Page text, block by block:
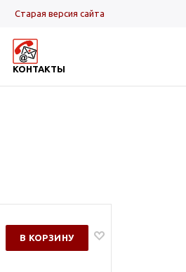
Cтарая версия сайта
КОНТАКТЫ
В КОРЗИНУ